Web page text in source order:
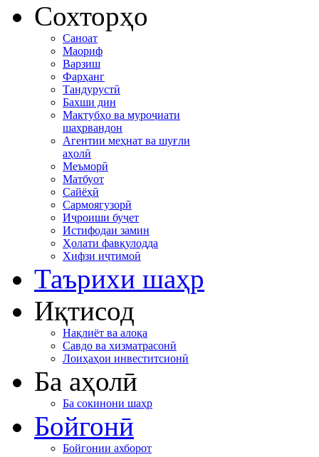
Сохторҳо
Саноат
Маориф
Варзиш
Фарҳанг
Тандурустӣ
Бахши дин
Мактубҳо ва муроҷиати
шаҳрвандон
Агентии меҳнат ва шуғли
аҳолӣ
Меъморӣ
Матбуот
Сайёҳӣ
Сармоягузорӣ
Иҷроиши буҷет
Истифодаи замин
Ҳолати фавқулодда
Хифзи иҷтимоӣ
Таърихи шаҳр
Иқтисод
Нақлиёт ва алоқа
Савдо ва хизматрасонӣ
Лоиҳаҳои инвеститсионӣ
Ба аҳолӣ
Ба сокинони шаҳр
Бойгонӣ
Бойгонии ахборот